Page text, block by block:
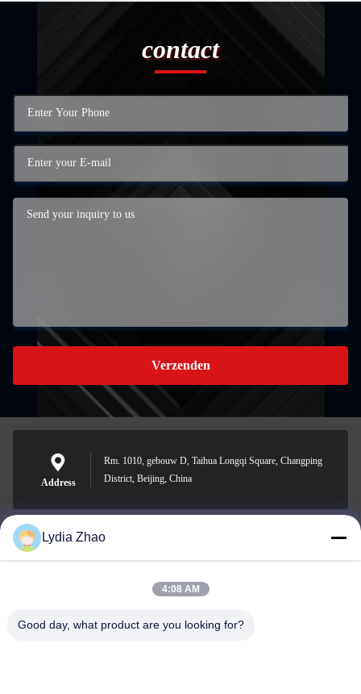
contact
Verzenden
Address
Rm. 1010, gebouw D, Taihua Longqi Square, Changping
District, Beijing, China
jesingd@vip.sina.com
Lydia Zhao
4:08 AM
Good day, what product are you looking for?